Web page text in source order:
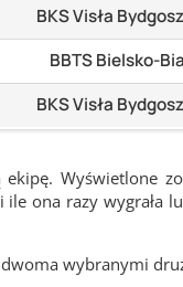
BKS Visła
BBTS Bielsko-
BKS Visła
Wyświetlone
ona razy
wybranymi